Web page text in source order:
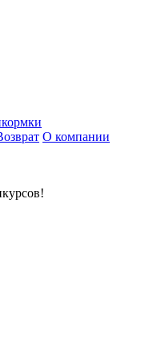
О компании